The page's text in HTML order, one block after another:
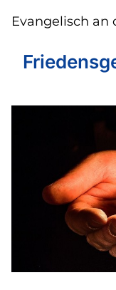
Evangelisch an